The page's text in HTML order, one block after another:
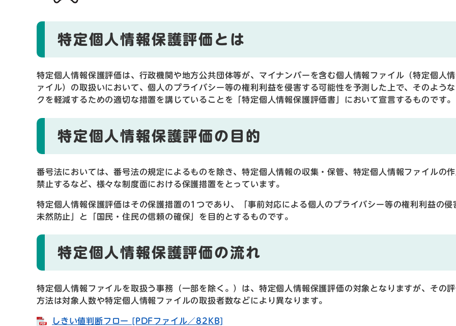
特定個人情報保護評価とは
特定個人情報保護評価は、行政機関や地方公共団体等が、マイナンバーを含む個人情報ファイル（特定個人
ァイル）の取扱いにおいて、個人のプライバシー等の権利利益を侵害する可能性を予測した上で、そのよう
クを軽減するための適切な措置を講じていることを「特定個人情報保護評価書」において宣言するものです。
特定個人情報保護評価の目的
番号法においては、番号法の規定によるものを除き、特定個人情報の収集・保管、特定個人情報ファイルの
禁止するなど、様々な制度面における保護措置をとっています。
特定個人情報保護評価はその保護措置の1つであり、「事前対応による個人のプライバシー等の権利利益の侵
未然防止」と「国民・住民の信頼の確保」を目的とするものです。
特定個人情報保護評価の流れ
特定個人情報ファイルを取扱う事務（一部を除く。）は、特定個人情報保護評価の対象となりますが、その
方法は対象人数や特定個人情報ファイルの取扱者数などにより異なります。
しきい値判断フロー [PDFファイル／82KB]